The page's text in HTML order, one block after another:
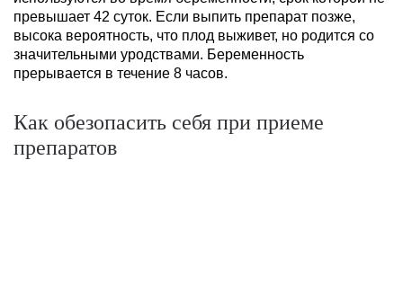
превышает 42 суток. Если выпить препарат позже,
высока вероятность, что плод выживет, но родится со
значительными уродствами. Беременность
прерывается в течение 8 часов.
Как обезопасить себя при приеме
препаратов